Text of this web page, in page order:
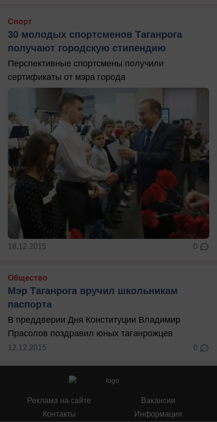
Спорт
30 молодых спортсменов Таганрога
получают городскую стипендию
Перспективные спортсмены получили
сертификаты от мэра города
18.12.2015 0
Общество
Мэр Таганрога вручил школьникам
паспорта
В преддверии Дня Конституции Владимир
Прасолов поздравил юных таганрожцев
12.12.2015 0
Реклама на сайте
Контакты
Вакансии
Информация